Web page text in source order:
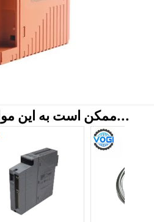
ممکن است به این موارد نیز علاقه‌مند باشید...